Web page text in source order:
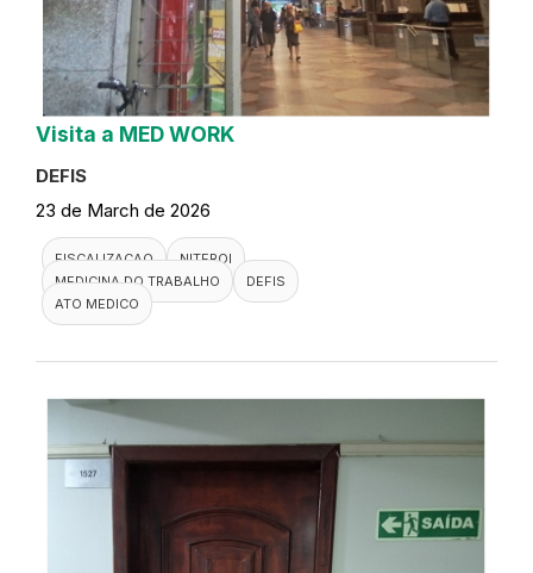
Visita a MED WORK
DEFIS
23 de March de 2026
FISCALIZACAO
NITEROI
MEDICINA DO TRABALHO
DEFIS
ATO MEDICO